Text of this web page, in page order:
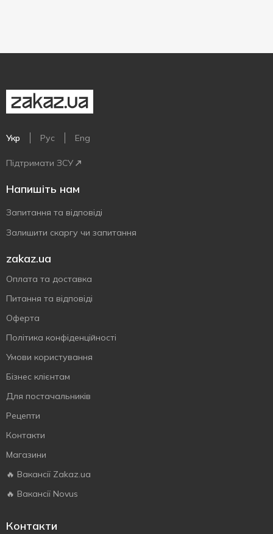
Укр Рус Eng
Підтримати ЗСУ
Напишіть нам
Запитання та відповіді
Залишити скаргу чи запитання
zakaz.ua
Оплата та доставка
Питання та відповіді
Оферта
Політика конфіденційності
Умови користування
Бізнес клієнтам
Для постачальників
Рецепти
Контакти
Магазини
🔥 Вакансії Zakaz.ua
🔥 Вакансії Novus
Контакти